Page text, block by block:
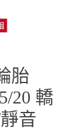
胎
20 轎
音